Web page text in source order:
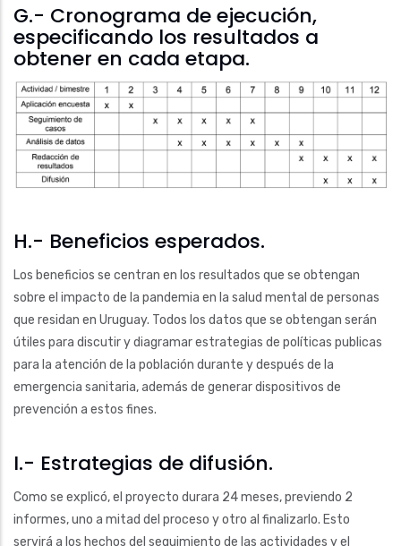
G.- Cronograma de ejecución,
especificando los resultados a
obtener en cada etapa.
H.- Beneficios esperados.
Los beneficios se centran en los resultados que se obtengan
sobre el impacto de la pandemia en la salud mental de personas
que residan en Uruguay. Todos los datos que se obtengan serán
útiles para discutir y diagramar estrategias de políticas publicas
para la atención de la población durante y después de la
emergencia sanitaria, además de generar dispositivos de
prevención a estos fines.
I.- Estrategias de difusión.
Como se explicó, el proyecto durara 24 meses, previendo 2
informes, uno a mitad del proceso y otro al finalizarlo. Esto
servirá a los hechos del seguimiento de las actividades y el